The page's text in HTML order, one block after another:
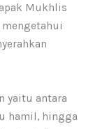
Mukhlis
yaitu antara
hamil, hingga